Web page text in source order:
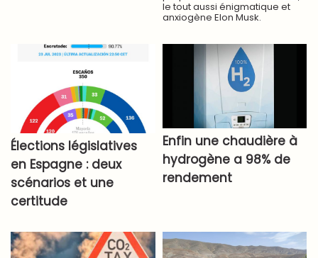
le tout aussi énigmatique et
anxiogène Elon Musk.
Élections législatives
en Espagne : deux
scénarios et une
certitude
Enfin une chaudière à
hydrogène a 98% de
rendement